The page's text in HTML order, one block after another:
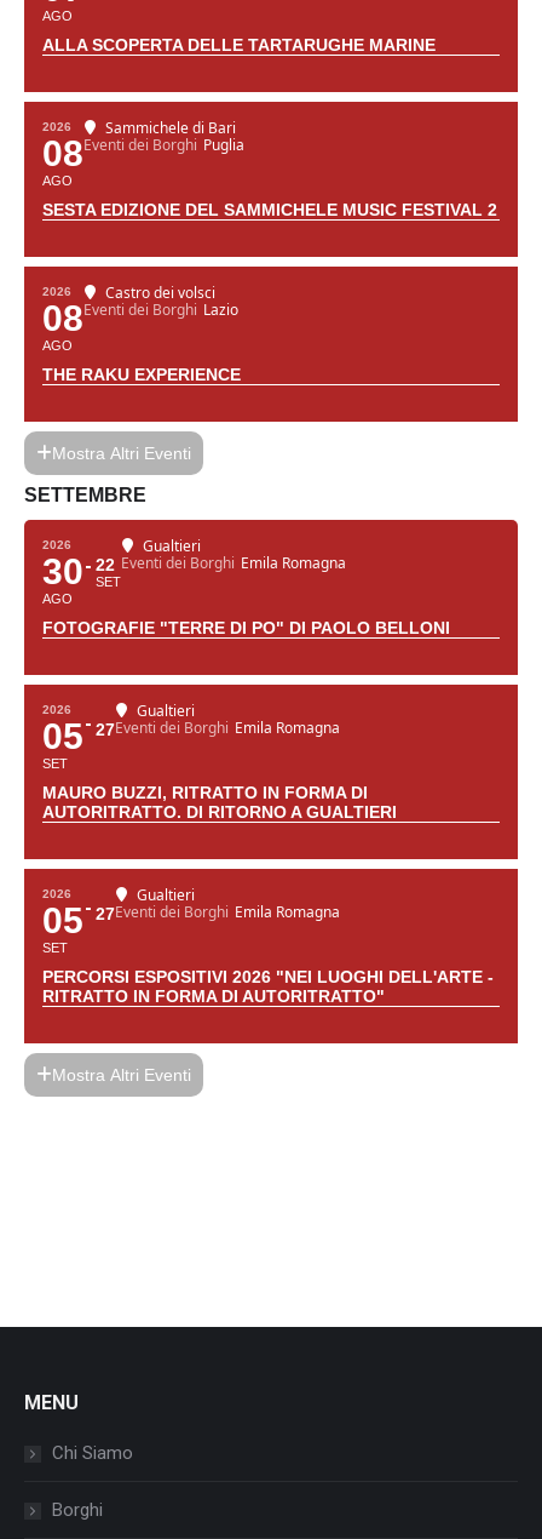
AGO
ALLA SCOPERTA DELLE TARTARUGHE MARINE
2026
08
AGO
Sammichele di Bari
Eventi dei Borghi Puglia
SESTA EDIZIONE DEL SAMMICHELE MUSIC FESTIVAL 2
2026
08
AGO
Castro dei volsci
Eventi dei Borghi Lazio
THE RAKU EXPERIENCE
Mostra Altri Eventi
SETTEMBRE
2026
30
AGO
22
SET
Gualtieri
Eventi dei Borghi Emila Romagna
FOTOGRAFIE "TERRE DI PO" DI PAOLO BELLONI
2026
05
SET
27
Gualtieri
Eventi dei Borghi Emila Romagna
MAURO BUZZI, RITRATTO IN FORMA DI
AUTORITRATTO. DI RITORNO A GUALTIERI
2026
05
SET
27
Gualtieri
Eventi dei Borghi Emila Romagna
PERCORSI ESPOSITIVI 2026 "NEI LUOGHI DELL'ARTE -
RITRATTO IN FORMA DI AUTORITRATTO"
Mostra Altri Eventi
MENU
Chi Siamo
Borghi